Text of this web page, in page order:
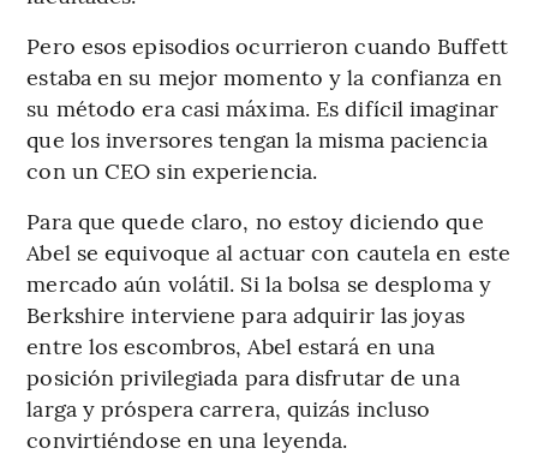
Pero esos episodios ocurrieron cuando Buffett
estaba en su mejor momento y la confianza en
su método era casi máxima. Es difícil imaginar
que los inversores tengan la misma paciencia
con un CEO sin experiencia.
Para que quede claro, no estoy diciendo que
Abel se equivoque al actuar con cautela en este
mercado aún volátil. Si la bolsa se desploma y
Berkshire interviene para adquirir las joyas
entre los escombros, Abel estará en una
posición privilegiada para disfrutar de una
larga y próspera carrera, quizás incluso
convirtiéndose en una leyenda.